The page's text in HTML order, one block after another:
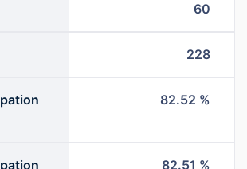
60
228
82.52 %
82.51 %